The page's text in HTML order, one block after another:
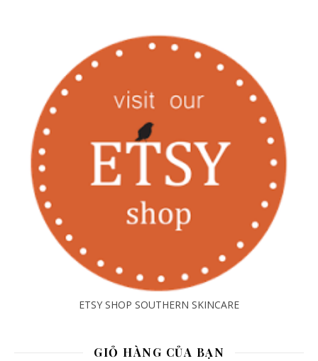
ETSY SHOP SOUTHERN SKINCARE
GIỎ HÀNG CỦA BẠN